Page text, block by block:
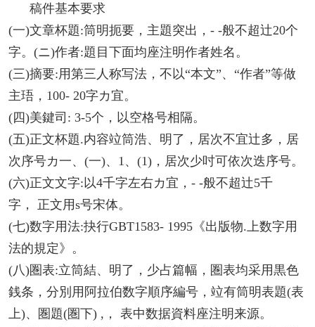
稿件基本要求
(一)文章杯題:筒明扼要，主題突出，- -般不超辻20个
字。(ニ)作者:題目下面均座注明作者姓名。
(三)摘要:用第三人称写法，不以“本文”、“作者”等做
主珸，100- 20字カ宜。
(四)美鍵司: 3-5个，以空格号相隔。
(五)正文杯題.内容竝筒浩、明了，居次不宜辻多，居
次序号カ一、(一)、1、(1)，居次少吋可依次迭序号。
(六)正文文字:以4千字左右カ宜，- -般不超辻5千
字， 正文用s号宋体。
(七)数字用法:抉行GBT1583- 1995《出版物.上数字用
法的規定》。
(八)圏表:立筒結、明了，少占篇幅，圏表均采用黒色
銭条，分別用阿拉伯数字順序編号，竝有筒明表題(表
上)、圏題(圏下) ,， 表中数据資料座注明来源。